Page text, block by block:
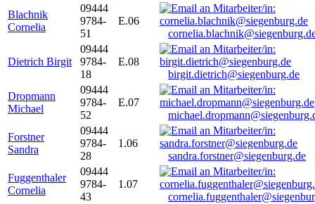
Blachnik
Cornelia
09444
9784-
51
E.06
Dietrich Birgit
09444
9784-
18
E.08
birgit.dietrich@siegenburg.de
Dropmann
Michael
09444
9784-
52
E.07
Forstner
Sandra
09444
9784-
28
1.06
sandra.forstner@siegenburg.de
Fuggenthaler
Cornelia
09444
9784-
43
1.07